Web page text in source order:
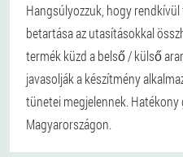
Hangsúlyozzuk, hogy
betartása az utasításokkal
termék küzd a belső / külső
javasolják a készítmény
tünetei megjelennek.
Magyarországon.